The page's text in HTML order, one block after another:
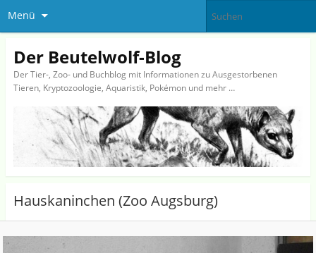
Menü
Der Beutelwolf-Blog
Der Tier-, Zoo- und Buchblog mit Informationen zu Ausgestorbenen
Tieren, Kryptozoologie, Aquaristik, Pokémon und mehr …
Hauskaninchen (Zoo Augsburg)